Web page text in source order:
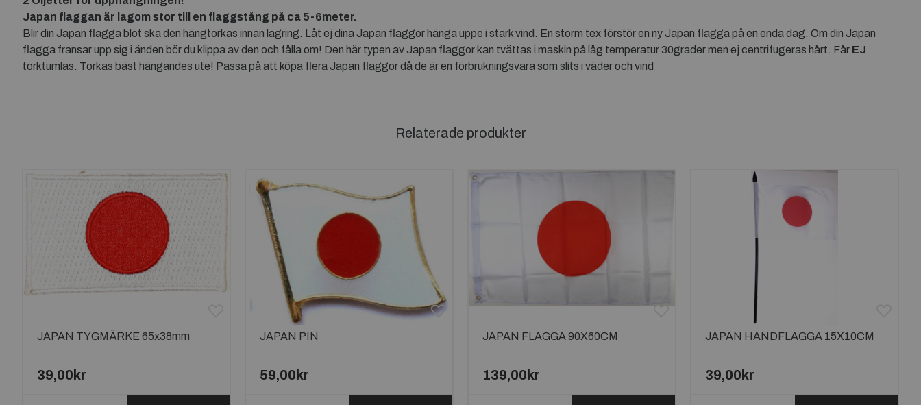
Japan flaggan är lagom stor till en flaggstång på ca 5-6meter.
Blir din Japan flagga blöt ska den hängtorkas innan lagring. Låt ej dina Japan flaggor hänga uppe i stark vind. En storm tex förstör en ny Japan flagga på en enda dag. Om din Japan
flagga fransar upp sig i änden bör du klippa av den och fålla om! Den här typen av Japan flaggor kan tvättas i maskin på låg temperatur 30grader men ej centrifugeras hårt. Får EJ
torktumlas. Torkas bäst hängandes ute! Passa på att köpa flera Japan flaggor då de är en förbrukningsvara som slits i väder och vind
Relaterade produkter
JAPAN TYGMÄRKE 65x38mm
39,00kr
JAPAN PIN
59,00kr
JAPAN FLAGGA 90X60CM
139,00kr
JAPAN HANDFLAGGA 15X10CM
39,00kr